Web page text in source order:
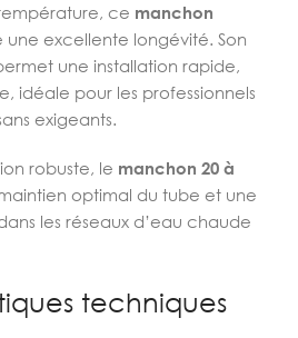
ce manchon
une excellente longévité. Son
une installation rapide,
idéale pour les professionnels
exigeants.
robuste, le manchon 20 à
maintien optimal du tube et une
les réseaux d’eau chaude
techniques